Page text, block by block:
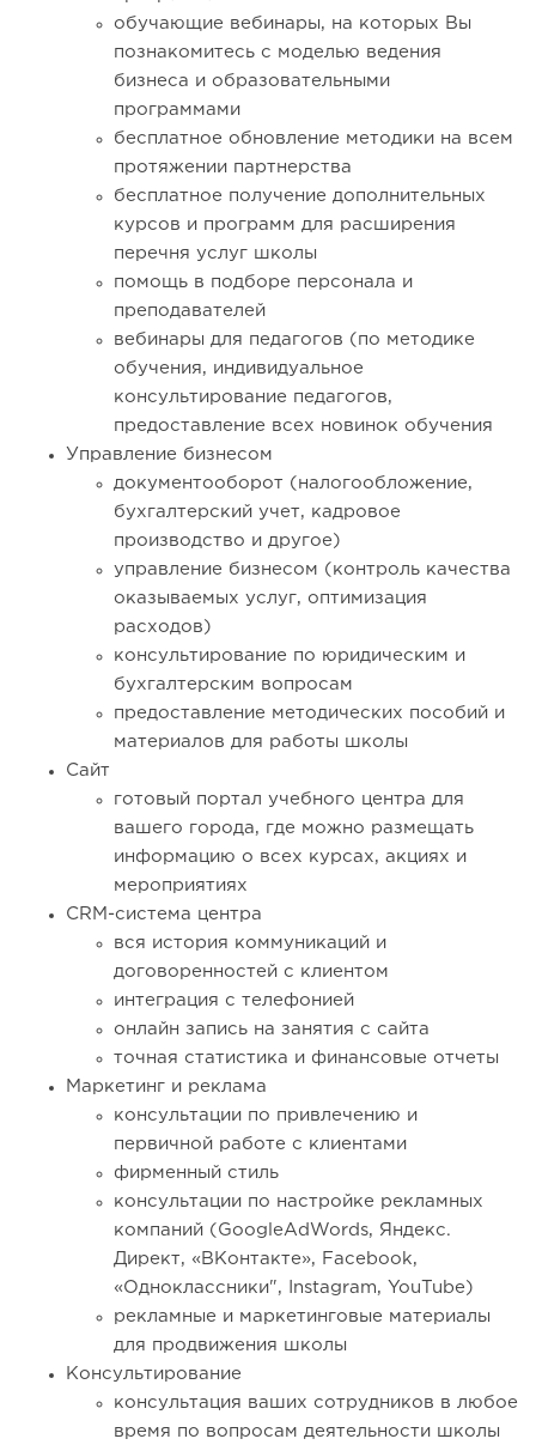
обучающие вебинары, на которых Вы
познакомитесь с моделью ведения
бизнеса и образовательными
программами
бесплатное обновление методики на всем
протяжении партнерства
бесплатное получение дополнительных
курсов и программ для расширения
перечня услуг школы
помощь в подборе персонала и
преподавателей
вебинары для педагогов (по методике
обучения, индивидуальное
консультирование педагогов,
предоставление всех новинок обучения
Управление бизнесом
документооборот (налогообложение,
бухгалтерский учет, кадровое
производство и другое)
управление бизнесом (контроль качества
оказываемых услуг, оптимизация
расходов)
консультирование по юридическим и
бухгалтерским вопросам
предоставление методических пособий и
материалов для работы школы
Сайт
готовый портал учебного центра для
вашего города, где можно размещать
информацию о всех курсах, акциях и
мероприятиях
CRM-система центра
вся история коммуникаций и
договоренностей с клиентом
интеграция с телефонией
онлайн запись на занятия с сайта
точная статистика и финансовые отчеты
Маркетинг и реклама
консультации по привлечению и
первичной работе с клиентами
фирменный стиль
консультации по настройке рекламных
компаний (GoogleAdWords, Яндекс.
Директ, «ВКонтакте», Facebook,
«Одноклассники", Instagram, YouTube)
рекламные и маркетинговые материалы
для продвижения школы
Консультирование
консультация ваших сотрудников в любое
время по вопросам деятельности школы